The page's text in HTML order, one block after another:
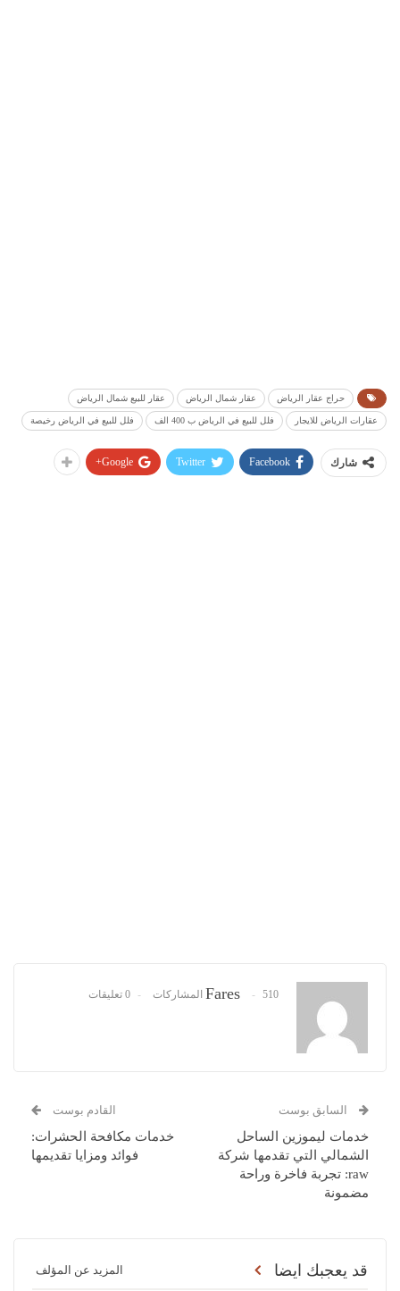
حراج عقار الرياض عقار شمال الرياض عقار للبيع شمال الرياض
عقارات الرياض للايجار فلل للبيع في الرياض ب 400 الف فلل للبيع في الرياض رخيصة
شارك Facebook
Twitter
Google+
Fares 510 المشاركات 0 تعليقات
السابق بوست
خدمات ليموزين الساحل
الشمالي التي تقدمها شركة
raw: تجربة فاخرة وراحة
مضمونة
القادم بوست
خدمات مكافحة الحشرات:
فوائد ومزايا تقديمها
قد يعجبك ايضا المزيد عن المؤلف